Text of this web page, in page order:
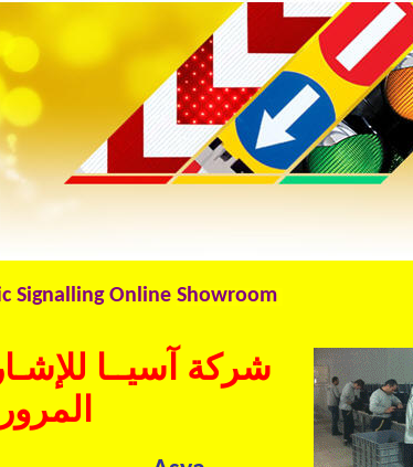
Online Showroom
شركة آسيــا